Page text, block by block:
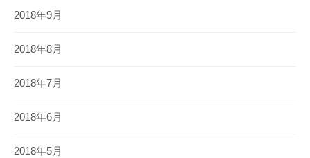
2018年9月
2018年8月
2018年7月
2018年6月
2018年5月